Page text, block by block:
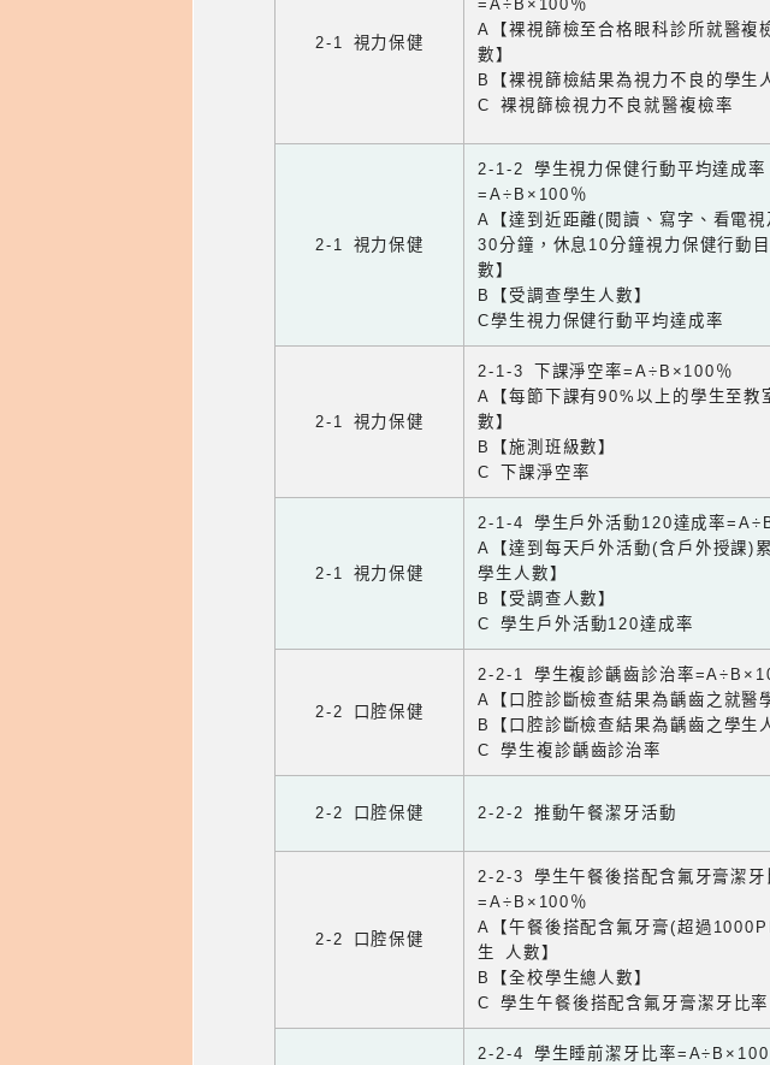
2-1 視力保健
=A÷B×100％
A【裸視篩檢至合格眼科診所就醫複
數】
B【裸視篩檢結果為視力不良的學生
C 裸視篩檢視力不良就醫複檢率
2-1 視力保健
2-1-2 學生視力保健行動平均達成率
=A÷B×100％
A【達到近距離(閱讀、寫字、看電
30分鐘，休息10分鐘視力保健行動
數】
B【受調查學生人數】
C學生視力保健行動平均達成率
2-1 視力保健
2-1-3 下課淨空率=A÷B×100％
A【每節下課有90%以上的學生至教
數】
B【施測班級數】
C 下課淨空率
2-1 視力保健
2-1-4 學生戶外活動120達成率
A【達到每天戶外活動(含戶外授課)
學生人數】
B【受調查人數】
C 學生戶外活動120達成率
2-2 口腔保健
2-2-1 學生複診齲齒診治率
A【口腔診斷檢查結果為齲齒之就醫
B【口腔診斷檢查結果為齲齒之學生
C 學生複診齲齒診治率
2-2 口腔保健 2-2-2 推動午餐潔牙活動
2-2 口腔保健
2-2-3 學生午餐後搭配含氟牙膏潔牙
=A÷B×100％
A【午餐後搭配含氟牙膏(超過
生 人數】
B【全校學生總人數】
C 學生午餐後搭配含氟牙膏潔牙比率
2-2-4 學生睡前潔牙比率=A÷B×100